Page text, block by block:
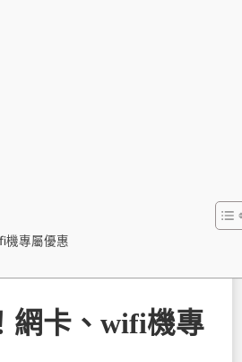
機專屬優惠
網卡、wifi機專